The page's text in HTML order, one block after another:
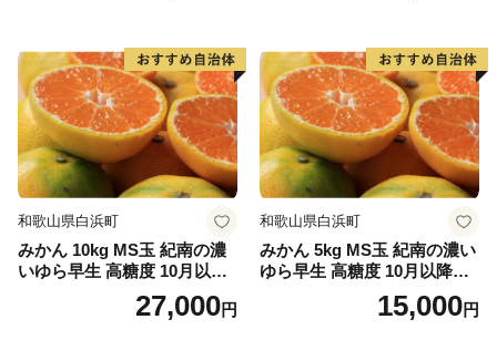
和歌山県白浜町
みかん 10kg MS玉 紀南の濃
いゆら早生 高糖度 10月以降
発送 マルチ被覆栽培27,000円
和歌山県白浜町
みかん 5kg MS玉 紀南の濃い
ゆら早生 高糖度 10月以降発
送 マルチ被覆栽培15,000円